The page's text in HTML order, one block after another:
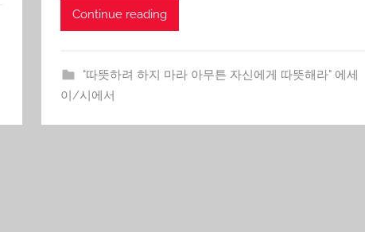
Continue reading
"따뜻하려 하지 마라 아무튼 자신에게 따뜻해라" 에세
이/시에서